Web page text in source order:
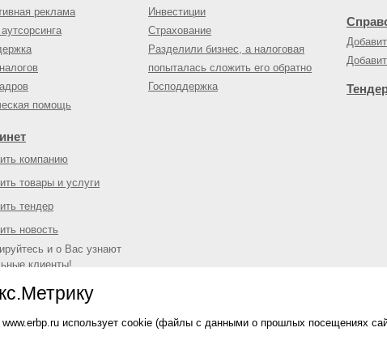
использует cookie (файлы с данными о прошлых посещениях
реклама
помощь
Инвестиции
Страхование
Разделили бизнес, а налоговая
попыталась сложить его обратно
Господдержка
компанию
товары и услуги
тендер
новость
и о Вас узнают
клиенты!
Единый республиканский бизнес-портал